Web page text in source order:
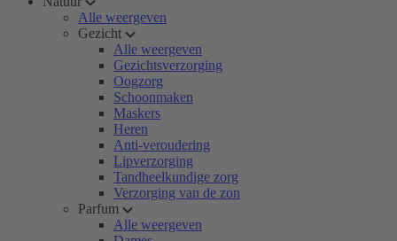
Alle weergeven
Gezicht
Alle weergeven
Gezichtsverzorging
Oogzorg
Schoonmaken
Maskers
Heren
Anti-veroudering
Lipverzorging
Tandheelkundige zorg
Verzorging van de zon
Parfum
Alle weergeven